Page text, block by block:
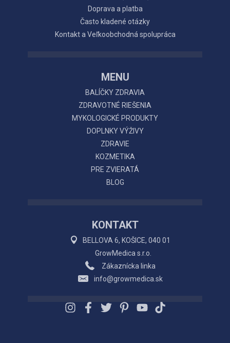
Doprava a platba
Často kladené otázky
Kontakt a Veľkoobchodná spolupráca
MENU
BALÍČKY ZDRAVIA
ZDRAVOTNÉ RIEŠENIA
MYKOLOGICKÉ PRODUKTY
DOPLNKY VÝŽIVY
ZDRAVIE
KOZMETIKA
PRE ZVIERATÁ
BLOG
KONTAKT
BELLOVA 6, KOŠICE, 040 01
GrowMedica s.r.o.
Zákaznícka linka
info@growmedica.sk